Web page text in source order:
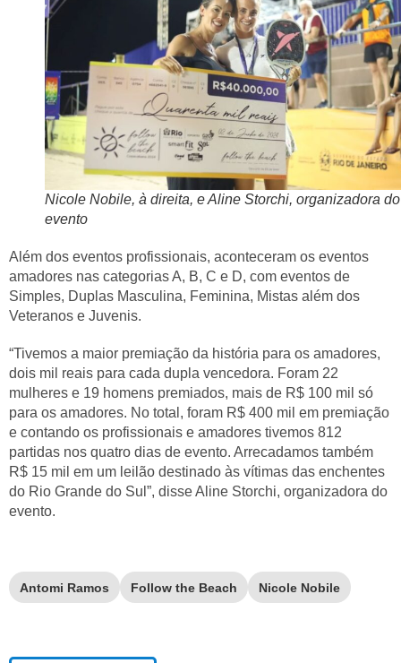
Nicole Nobile, à direita, e Aline Storchi, organizadora do
evento
Além dos eventos profissionais, aconteceram os eventos
amadores nas categorias A, B, C e D, com eventos de
Simples, Duplas Masculina, Feminina, Mistas além dos
Veteranos e Juvenis.
“Tivemos a maior premiação da história para os amadores,
dois mil reais para cada dupla vencedora. Foram 22
mulheres e 19 homens premiados, mais de R$ 100 mil só
para os amadores. No total, foram R$ 400 mil em premiação
e contando os profissionais e amadores tivemos 812
partidas nos quatro dias de evento. Arrecadamos também
R$ 15 mil em um leilão destinado às vítimas das enchentes
do Rio Grande do Sul”, disse Aline Storchi, organizadora do
evento.
Antomi Ramos Follow the Beach Nicole Nobile